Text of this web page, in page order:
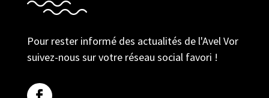
Pour rester informé des actualités de l'Avel Vor
suivez-nous sur votre réseau social favori !